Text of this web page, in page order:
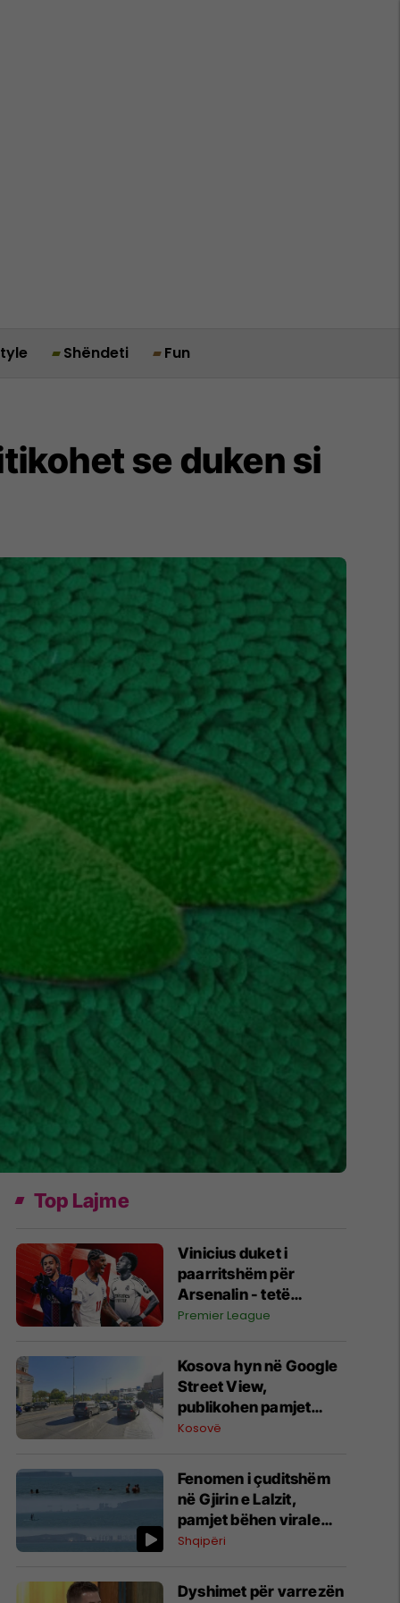
Shëndeti Fun
se duken si
Top Lajme
Vinicius duket i
paarritshëm për
Arsenalin - tetë
alternativa si
për krahun e majtë te
Topçinjtë
Premier League
Kosova hyn në Google
Street View,
publikohen pamjet
360-gradëshe
Kosovë
Fenomen i çuditshëm
në Gjirin e Lalzit,
pamjet bëhen virale
(Video)
Shqipëri
Dyshimet për varrezën